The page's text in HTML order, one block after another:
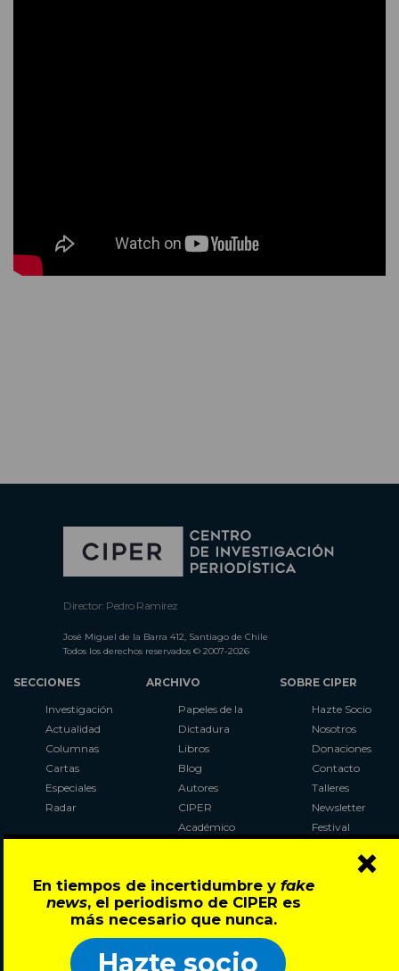
En tiempos de incertidumbre y fake
news, el periodismo de CIPER es
más necesario que nunca.
Hazte socio
×
Director: Pedro Ramírez
José Miguel de la Barra 412, Santiago de Chile
Todos los derechos reservados © 2007-2026
SECCIONES
Investigación
Actualidad
Columnas
Cartas
Especiales
Radar
ARCHIVO
Papeles de la
Dictadura
Libros
Blog
Autores
CIPER
Académico
Al Plebiscito
con CIPER
SOBRE CIPER
Hazte Socio
Nosotros
Donaciones
Contacto
Talleres
Newsletter
Festival